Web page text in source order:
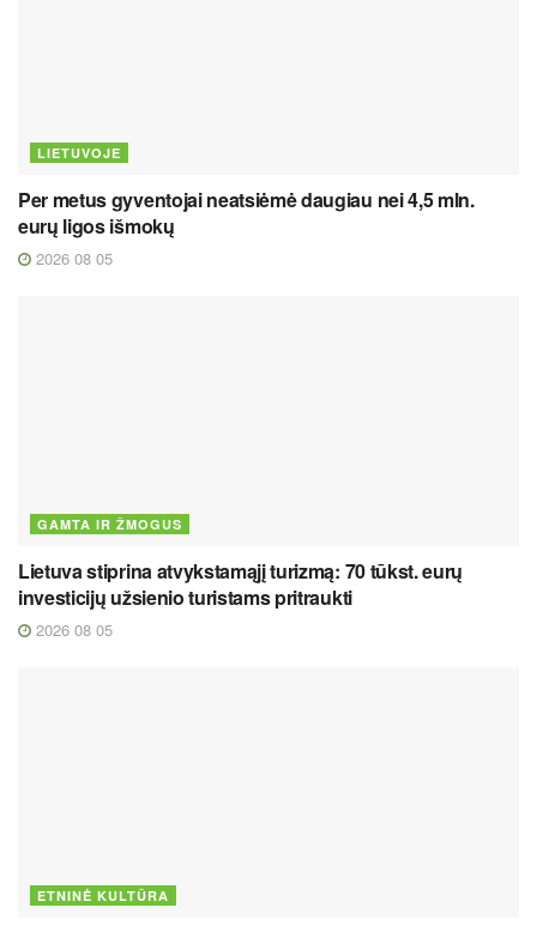
LIETUVOJE
Per metus gyventojai neatsiėmė daugiau nei 4,5 mln.
eurų ligos išmokų
2026 08 05
GAMTA IR ŽMOGUS
Lietuva stiprina atvykstamąjį turizmą: 70 tūkst. eurų
investicijų užsienio turistams pritraukti
2026 08 05
ETNINĖ KULTŪRA